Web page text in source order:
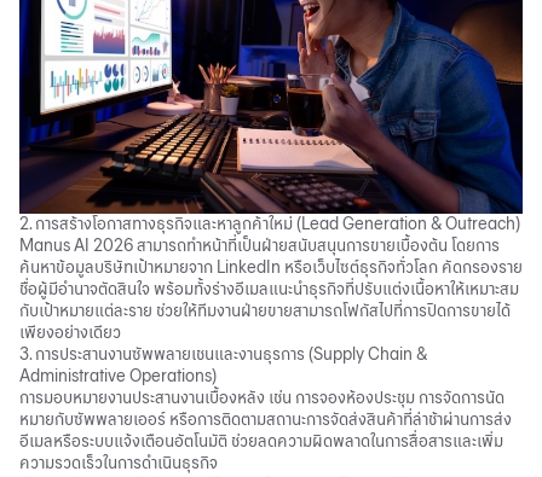
2. การสร้างโอกาสทางธุรกิจและหาลูกค้าใหม่ (Lead Generation & Outreach)
Manus AI 2026 สามารถทำหน้าที่เป็นฝ่ายสนับสนุนการขายเบื้องต้น โดยการ
ค้นหาข้อมูลบริษัทเป้าหมายจาก LinkedIn หรือเว็บไซต์ธุรกิจทั่วโลก คัดกรองราย
ชื่อผู้มีอำนาจตัดสินใจ พร้อมทั้งร่างอีเมลแนะนำธุรกิจที่ปรับแต่งเนื้อหาให้เหมาะสม
กับเป้าหมายแต่ละราย ช่วยให้ทีมงานฝ่ายขายสามารถโฟกัสไปที่การปิดการขายได้
เพียงอย่างเดียว
3. การประสานงานซัพพลายเชนและงานธุรการ (Supply Chain &
Administrative Operations)
การมอบหมายงานประสานงานเบื้องหลัง เช่น การจองห้องประชุม การจัดการนัด
หมายกับซัพพลายเออร์ หรือการติดตามสถานะการจัดส่งสินค้าที่ล่าช้าผ่านการส่ง
อีเมลหรือระบบแจ้งเตือนอัตโนมัติ ช่วยลดความผิดพลาดในการสื่อสารและเพิ่ม
ความรวดเร็วในการดำเนินธุรกิจ